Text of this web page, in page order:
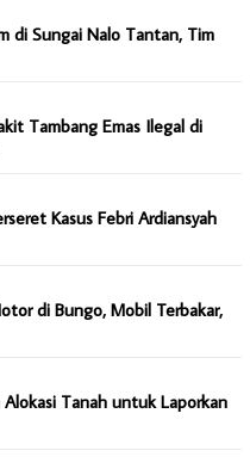
di Sungai Nalo Tantan, Tim
Tambang Emas Ilegal di
Kasus Febri Ardiansyah
di Bungo, Mobil Terbakar,
Alokasi Tanah untuk Laporkan